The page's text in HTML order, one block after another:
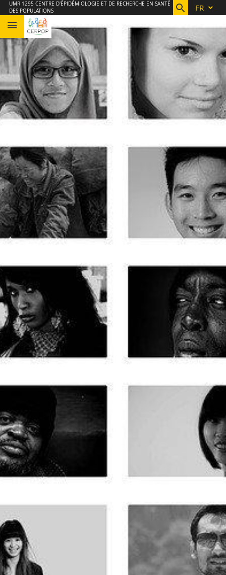
Aller
au
contenu
Navigation
Accès
directs
Connexion
UMR 1295 CENTRE D'ÉPIDÉMIOLOGIE ET DE RECHERCHE EN SANTÉ
DES POPULATIONS
FR